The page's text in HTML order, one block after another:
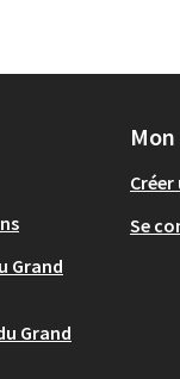
Grand
Grand
Se